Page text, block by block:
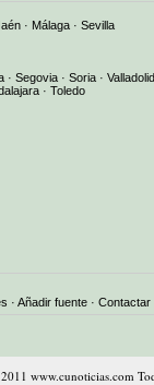
· Málaga · Sevilla
· Segovia · Soria · Valladolid
· Toledo
· Añadir fuente · Contactar
www.cunoticias.com